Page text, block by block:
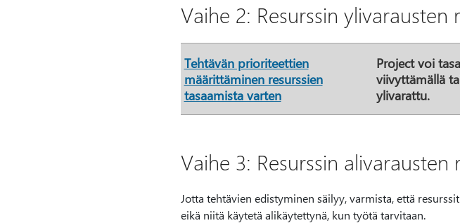
Vaihe 2: Resurssin
Tehtävän prioriteettien
määrittäminen resurssien
tasaamista varten
Project voi
viivyttämällä
ylivarattu.
Vaihe 3: Resurssin alivarausten
Jotta tehtävien edistyminen säilyy, varmista, että
eikä niitä käytetä alikäytettynä, kun työtä tarvitaan.